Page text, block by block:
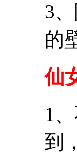
3
的
仙
1
到